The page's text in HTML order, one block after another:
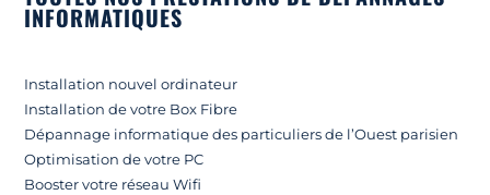
INFORMATIQUES
Installation nouvel ordinateur
Installation de votre Box Fibre
Dépannage informatique des particuliers de l’Ouest parisien
Optimisation de votre PC
Booster votre réseau Wifi